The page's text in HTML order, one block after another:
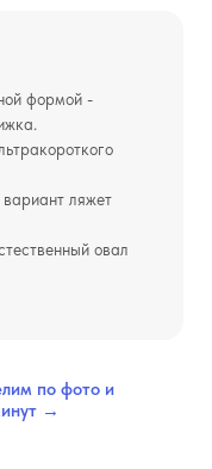
формой -
ляжет
овал
по фото и
→